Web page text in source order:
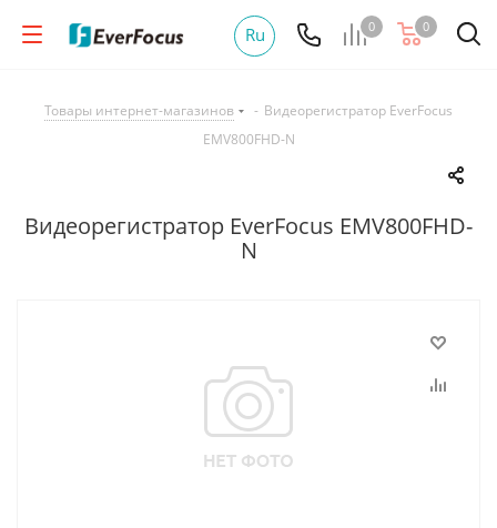
0 0
Ru
Товары интернет-магазинов - Видеорегистратор EverFocus
EMV800FHD-N
Видеорегистратор EverFocus EMV800FHD-
N